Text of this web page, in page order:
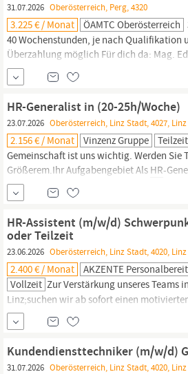
31.07.2026 Oberösterreich, Perg, 4320
3.225 € / Monat ÖAMTC Oberösterreich
40 Wochenstunden, je nach Qualifikation
Überzahlung möglich Für dich da: Mag.
&HR Tel: +43 (0) 732 3333 44221
HR-Generalist in (20-25h/Woche)
23.07.2026 Oberösterreich, Linz Stadt, 4027, Linz
2.156 € / Monat Vinzenz Gruppe Teilzeit
Gemeinschaft ist uns wichtig. Werden Sie
Größerem.Ihr Aufgabengebiet Als HR-
Führungskräften verschiedener
Belange der Personaladministration
Fragestellungen zur Seite. Mit Ihrer
gewissenhaften Arbeitsstil und
HR-Assistent (m/w/d)
oder Teilzeit
23.06.2026 Oberösterreich, Linz Stadt, 4020, Linz
2.400 € / Monat
AKZENTE
Vollzeit Zur Verstärkung unseres Teams
Linz;suchen wir ab sofort einen
in Vollzeit oder Teilzeit. ; Ihre Aufgaben:
Auswahl von Fach- und Hilfskräften
Kontaktaufnahme mit Bewerber:innen
Gesprächsterminen Durchführung von
Kundendiensttechniker (m/w/d)
31.07.2026 Oberösterreich, Linz Stadt, 4020, Linz